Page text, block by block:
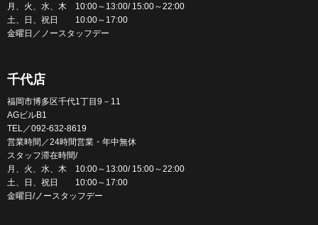
月、火、水、木 10:00～13:00/ 15:00～22:00
土、日、祝日 10:00～17:00
金曜日／ノースタッフデー
千代店
福岡市博多区千代1丁目9－11
AGビルB1
TEL／092-632-8619
営業時間／24時間営業・年中無休
スタッフ滞在時間/
月、火、水、木 10:00～13:00/ 15:00～22:00
土、日、祝日 10:00～17:00
金曜日/ノースタッフデー